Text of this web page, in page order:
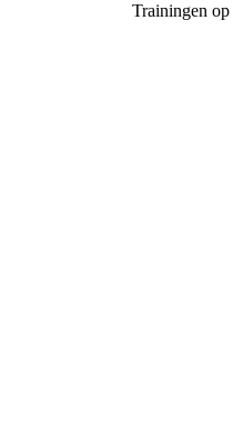
Trainingen op